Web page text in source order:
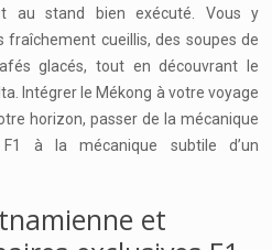
au stand bien exécuté. Vous y
cueillis, des soupes de
glacés, tout en découvrant le
Intégrer le Mékong à votre voyage
horizon, passer de la mécanique
à la mécanique subtile d’un
et